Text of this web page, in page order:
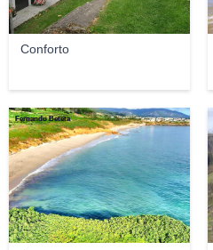
Conforto
Fernando Beteta